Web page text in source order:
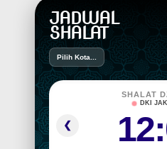
JADWAL
SHALAT
Pilih Kota...
❮
SHALAT
DKI